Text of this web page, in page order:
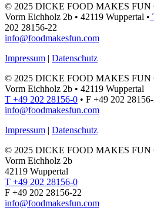
© 2025 DICKE FOOD MAKES FUN
Vorm Eichholz 2b • 42119 Wuppertal •
202 28156-22
info@foodmakesfun.com
Impressum | Datenschutz
© 2025 DICKE FOOD MAKES FUN
Vorm Eichholz 2b • 42119 Wuppertal
T +49 202 28156-0 • F +49 202
info@foodmakesfun.com
Impressum | Datenschutz
© 2025 DICKE FOOD MAKES FUN
Vorm Eichholz 2b
42119 Wuppertal
T +49 202 28156-0
F +49 202 28156-22
info@foodmakesfun.com